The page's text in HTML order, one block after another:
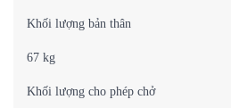
Khối lượng bản thân
67 kg
Khối lượng cho phép chở